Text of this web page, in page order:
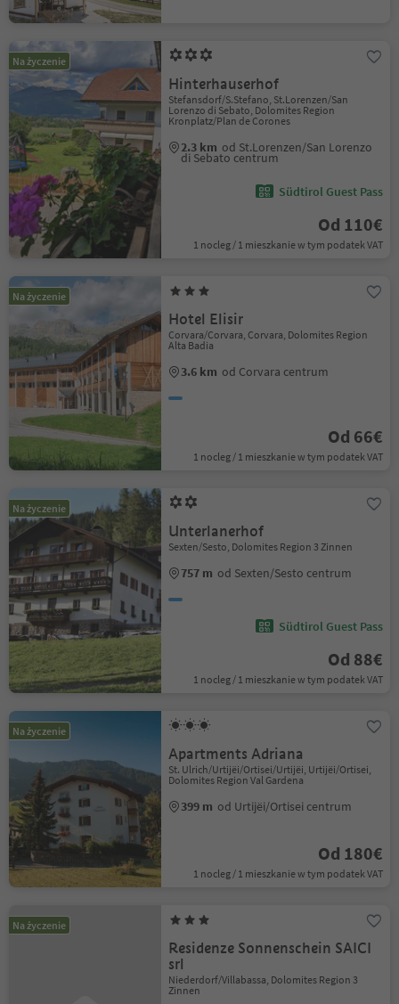
Na życzenie
Hinterhauserhof
Stefansdorf/S.Stefano, St.Lorenzen/San
Lorenzo di Sebato, Dolomites Region
Kronplatz/Plan de Corones
2.3 km od St.Lorenzen/San Lorenzo
di Sebato centrum
Südtirol Guest Pass
Od 110€
1 nocleg / 1 mieszkanie w tym podatek VAT
Na życzenie
Hotel Elisir
Corvara/Corvara, Corvara, Dolomites Region
Alta Badia
3.6 km od Corvara centrum
Od 66€
1 nocleg / 1 mieszkanie w tym podatek VAT
Na życzenie
Unterlanerhof
Sexten/Sesto, Dolomites Region 3 Zinnen
757 m od Sexten/Sesto centrum
Südtirol Guest Pass
Od 88€
1 nocleg / 1 mieszkanie w tym podatek VAT
Na życzenie
Apartments Adriana
St. Ulrich/Urtijëi/Ortisei/Urtijëi, Urtijëi/Ortisei,
Dolomites Region Val Gardena
399 m od Urtijëi/Ortisei centrum
Od 180€
1 nocleg / 1 mieszkanie w tym podatek VAT
Na życzenie
Residenze Sonnenschein SAICI
srl
Niederdorf/Villabassa, Dolomites Region 3
Zinnen